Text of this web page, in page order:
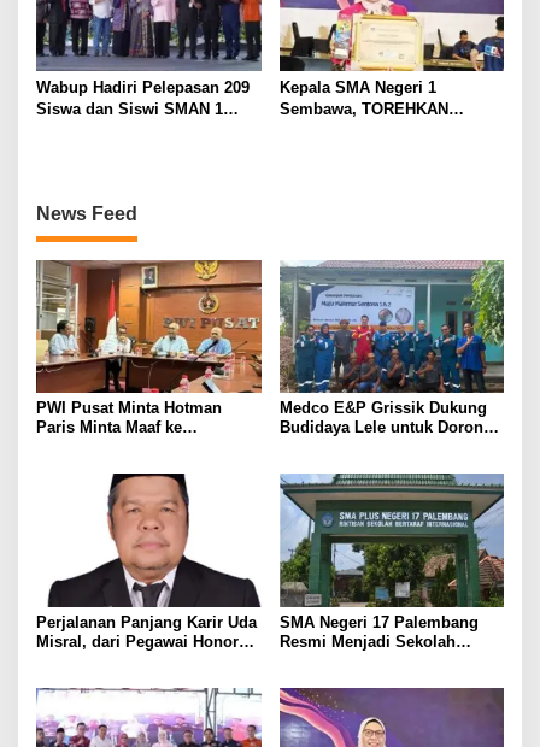
Wabup Hadiri Pelepasan 209
Siswa dan Siswi SMAN 1
Kepala SMA Negeri 1
Sembawa, TOREHKAN
News Feed
PWI Pusat Minta Hotman
Paris Minta Maaf ke
Medco E&P Grissik Dukung
Budidaya Lele untuk Dorong
Perjalanan Panjang Karir Uda
Misral, dari Pegawai Honorer
Eselon III
SMA Negeri 17 Palembang
Resmi Menjadi Sekolah